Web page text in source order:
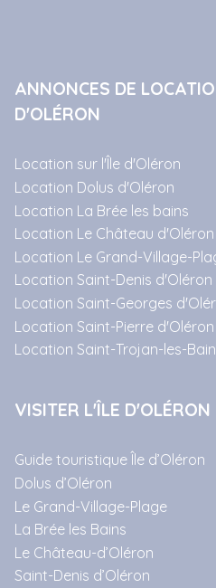
ANNONCES DE
D'OLÉRON
Location sur l'Île d'Oléron
Location Dolus d'Oléron
Location La Brée les bains
Location Le Château d'Oléron
Location Le Grand-Village-
Location Saint-Denis d'Oléron
Location Saint-Georges
Location Saint-Pierre d'Oléron
Location Saint-Trojan-les-
VISITER L'ÎLE D'OLÉRON
Guide touristique Île d’Oléron
Dolus d’Oléron
Le Grand-Village-Plage
La Brée les Bains
Le Château-d’Oléron
Saint-Denis d’Oléron